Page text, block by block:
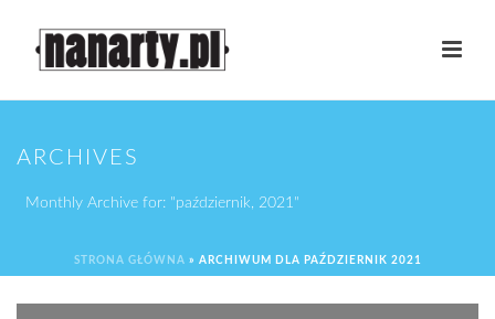
ARCHIVES
Monthly Archive for: "październik, 2021"
STRONA GŁÓWNA » ARCHIWUM DLA PAŹDZIERNIK 2021